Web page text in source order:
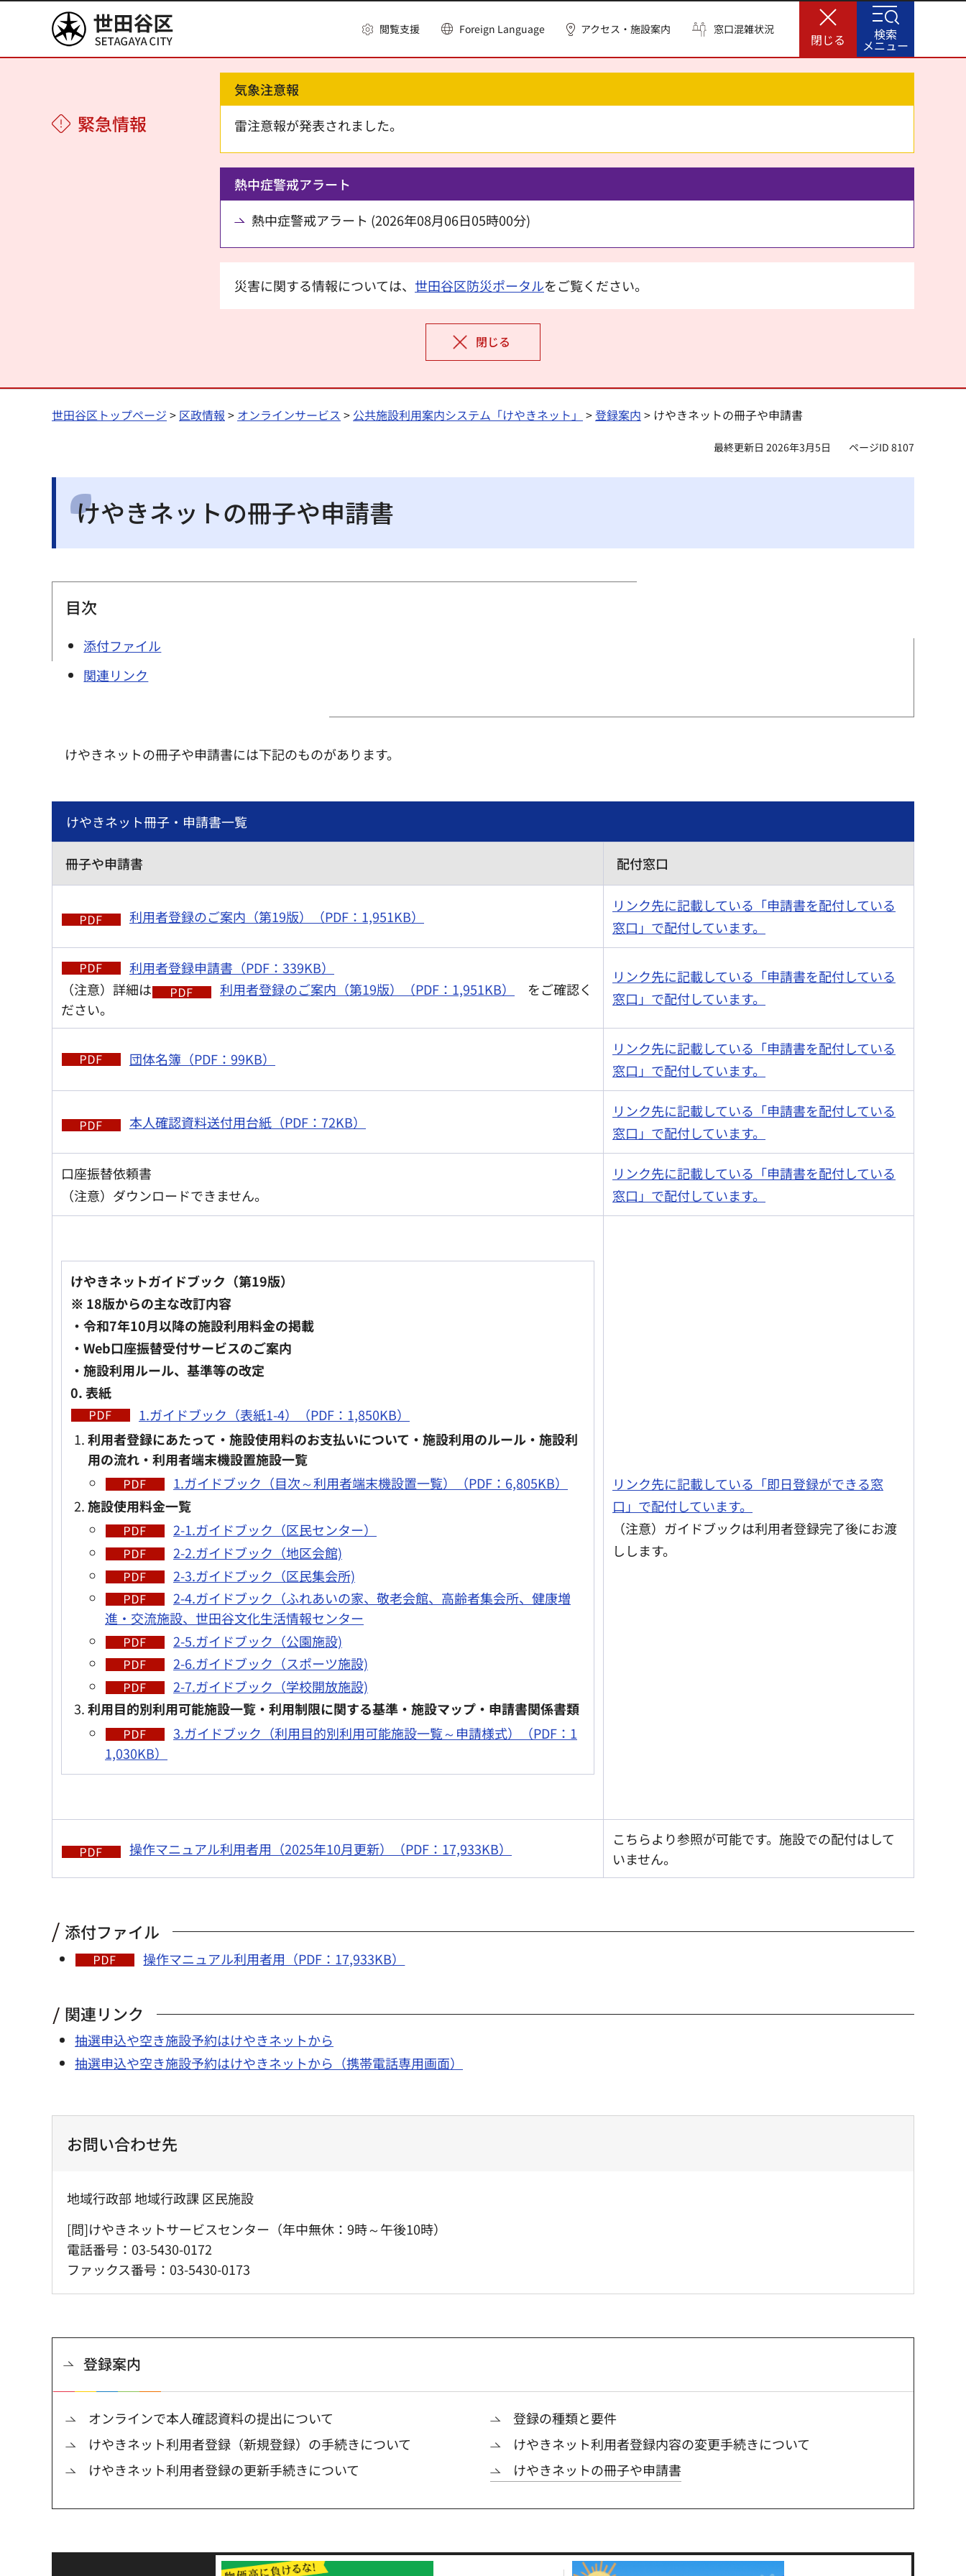
世田谷区 閲覧支援 Foreign Language アクセス・施設案内 窓口混雑状況
閉じる
緊急情報
気象注意報
雷注意報が発表されました。
熱中症警戒アラート
熱中症警戒アラート (2026年08月06日05時00分)
災害に関する情報については、 世田谷区防災ポータルをご覧ください。
閉じる
検索
メニュー
世田谷区トップページ > 区政情報 > オンラインサービス > 公共施設利用案内システム「けやきネット」 >登録案内 > けやきネットの冊子や申請書
最終更新日 2026年3月5日 ページID 8107
けやきネットの冊子や申請書
目次
添付ファイル
関連リンク
けやきネットの冊子や申請書には下記のものがあります。
けやきネット冊子・申請書一覧
冊子や申請書 配付窓口
利用者登録のご案内（第19版）（PDF：1,951KB）
リンク先に記載している 「申請書を配付している
窓口」で配付しています。
利用者登録申請書（PDF：339KB）
（注意）詳細は
利用者登録のご案内（第19版）（PDF：1,951KB）
をご確認く
ださい。
リンク先に記載している 「申請書を配付している
窓口」で配付しています。
団体名簿（PDF：99KB）
リンク先に記載している 「申請書を配付している
窓口」で配付しています。
本人確認資料送付用台紙（PDF：72KB）
リンク先に記載している 「申請書を配付している
窓口」で配付しています。
口座振替依頼書
（注意）ダウンロードできません。
リンク先に記載している 「申請書を配付している
窓口」で配付しています。
けやきネットガイドブック（第19版）
※ 18版からの主な改訂内容
・令和7年10月以降の施設利用料金の掲載
・Web口座振替受付サービスのご案内
・施設利用ルール、基準等の改定
0. 表紙
1.ガイドブック（表紙1-4）（PDF：1,850KB）
利用者登録にあたって・施設使用料のお支払いについて・施設利用のルール・施設利
用の流れ・利用者端末機設置施設一覧
1.ガイドブック（目次～利用者端末機設置一覧）（PDF：6,805KB）
施設使用料金一覧
2-1.ガイドブック（区民センター）
2-2.ガイドブック（地区会館)
2-3.ガイドブック（区民集会所)
2-4.ガイドブック（ふれあいの家、敬老会館、高齢者集会所、健康増
進・交流施設、世田谷文化生活情報センター
2-5.ガイドブック（公園施設)
2-6.ガイドブック（スポーツ施設)
2-7.ガイドブック（学校開放施設)
利用目的別利用可能施設一覧・利用制限に関する基準・施設マップ・申請書関係書類
3.ガイドブック（利用目的別利用可能施設一覧～申請様式）（PDF：1
1,030KB）
リンク先に記載している「即日登録ができる窓
口」で配付しています。
（注意）ガイドブックは利用者登録完了後にお渡
しします。
操作マニュアル利用者用（2025年10月更新）（PDF：17,933KB）
こちらより参照が可能です。施設での配付はして
いません。
添付ファイル
操作マニュアル利用者用（PDF：17,933KB）
関連リンク
抽選申込や空き施設予約はけやきネットから
抽選申込や空き施設予約はけやきネットから（携帯電話専用画面）
お問い合わせ先
地域行政部 地域行政課 区民施設
[問]けやきネットサービスセンター（年中無休：9時～午後10時）
電話番号：03-5430-0172
ファックス番号：03-5430-0173
登録案内
オンラインで本人確認資料の提出について
登録の種類と要件
けやきネット利用者登録（新規登録）の手続きについて
けやきネット利用者登録内容の変更手続きについて
けやきネット利用者登録の更新手続きについて
けやきネットの冊子や申請書